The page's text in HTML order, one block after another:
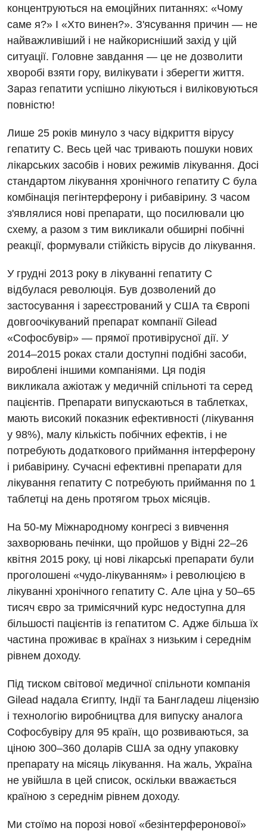
Онкологічне відділлення
Оториноларингологія
Офтальмологічне відділення
Педіатричне відділення
Проктологія
Пульмонологія
Судинна хірургія
Терапевтичне відділення
Травматологічне відділення
Травматологія і ортопедія
Урологічне відділення
Урологія
Фізіотерапія
Хірургічне відділення
Дитяча алергологія
Дитяча гастроентерологія
Дитяча гінекологія
Дитяча ендокринологія
Дитяча кардіоревматологія
Дитяча неврологія
Дитяча ортопедія і травматологія
Дитяча оториноларингологія
Дитяча офтальмологія
Дитяча урологія
Дитяча хірургія
концентруються на емоційних питаннях: «Чому
саме я?» І «Хто винен?». З'ясування причин — не
найважливіший і не найкорисніший захід у цій
ситуації. Головне завдання — це не дозволити
хворобі взяти гору, вилікувати і зберегти життя.
Зараз гепатити успішно лікуються і виліковуються
повністю!
Лише 25 років минуло з часу відкриття вірусу
гепатиту С. Весь цей час тривають пошуки нових
лікарських засобів і нових режимів лікування. Досі
стандартом лікування хронічного гепатиту С була
комбінація пегінтерферону і рибавірину. З часом
з'являлися нові препарати, що посилювали цю
схему, а разом з тим викликали обширні побічні
реакції, формували стійкість вірусів до лікування.
У грудні 2013 року в лікуванні гепатиту С
відбулася революція. Був дозволений до
застосування і зареєстрований у США та Європі
довгоочікуваний препарат компанії Gilead
«Софосбувір» — прямої противірусної дії. У
2014–2015 роках стали доступні подібні засоби,
вироблені іншими компаніями. Ця подія
викликала ажіотаж у медичній спільноті та серед
пацієнтів. Препарати випускаються в таблетках,
мають високий показник ефективності (лікування
у 98%), малу кількість побічних ефектів, і не
потребують додаткового приймання інтерферону
і рибавірину. Сучасні ефективні препарати для
лікування гепатиту С потребують приймання по 1
таблетці на день протягом трьох місяців.
На 50-му Міжнародному конгресі з вивчення
захворювань печінки, що пройшов у Відні 22–26
квітня 2015 року, ці нові лікарські препарати були
проголошені «чудо-лікуванням» і революцією в
лікуванні хронічного гепатиту С. Але ціна у 50–65
тисяч євро за тримісячний курс недоступна для
більшості пацієнтів із гепатитом С. Адже більша їх
частина проживає в країнах з низьким і середнім
рівнем доходу.
Під тиском світової медичної спільноти компанія
Gilead надала Єгипту, Індії та Бангладеш ліцензію
і технологію виробництва для випуску аналога
Софосбувіру для 95 країн, що розвиваються, за
ціною 300–360 доларів США за одну упаковку
препарату на місяць лікування. На жаль, Україна
не увійшла в цей список, оскільки вважається
країною з середнім рівнем доходу.
Ми стоїмо на порозі нової «безінтерферонової»